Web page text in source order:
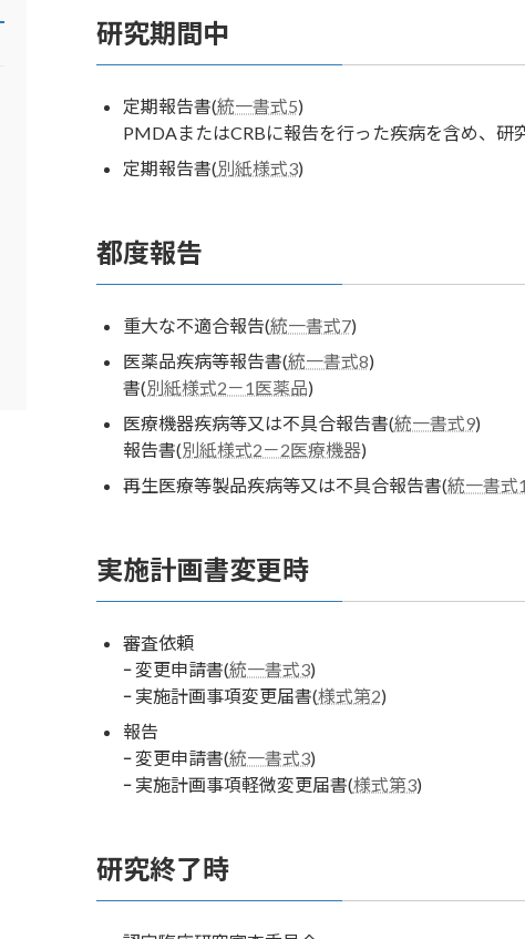
研究期間中
定期報告書(統一書式5)
PMDAまたはCRBに報告を行った疾病を含め、研
定期報告書(別紙様式3)
都度報告
重大な不適合報告(統一書式7)
医薬品疾病等報告書(統一書式8)
書(別紙様式2－1医薬品)
医療機器疾病等又は不具合報告書(統一書式9)
報告書(別紙様式2－2医療機器)
再生医療等製品疾病等又は不具合報告書(統一書式
実施計画書変更時
審査依頼
ｰ 変更申請書(統一書式3)
ｰ 実施計画事項変更届書(様式第2)
報告
ｰ 変更申請書(統一書式3)
ｰ 実施計画事項軽微変更届書(様式第3)
研究終了時